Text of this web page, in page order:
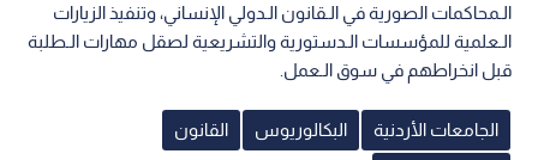
الـمحاكمات الصورية في الـقانون الـدولي الإنساني، وتنفيذ الزيارات
الـعلمية للمؤسسات الـدستورية والتشريعية لصقل مهارات الـطلبة
قبل انخراطهم في سوق الـعمل.
الجامعات الأردنية البكالوريوس القانون